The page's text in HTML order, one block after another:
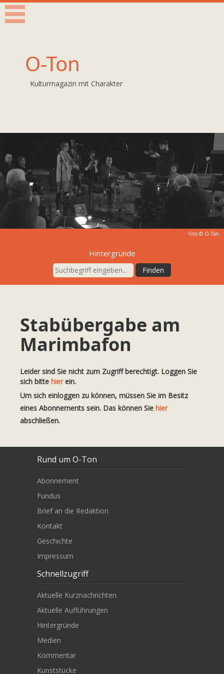
O-Ton
Kulturmagazin mit Charakter
Foto © O-Ton
Hintergründe
Stabübergabe am
Marimbafon
Leider sind Sie nicht zum Zugriff berechtigt. Loggen Sie
sich bitte hierein.
Um sich einloggen zu können, müssen Sie im Besitz
eines Abonnements sein. Das können Sie hier
abschließen.
Rund um O-Ton
Abonnement
Fundus
Brief an die Redaktion
Kontakt
Geschichte
Impressum
Schnellzugriff
Aktuelle Kurznachrichten
Aktuelle Aufführungen
Hintergründe
Medien
Kommentar
Kunststücke